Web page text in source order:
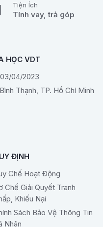
Tiện Ích
Tính vay, trả góp
HỌC VDT
03/04/2023
Thạnh, TP. Hồ Chí Minh
ĐỊNH
Chế Hoạt Động
Chế Giải Quyết Tranh
Khiếu Nại
Sách Bảo Vệ Thông Tin
Nhân